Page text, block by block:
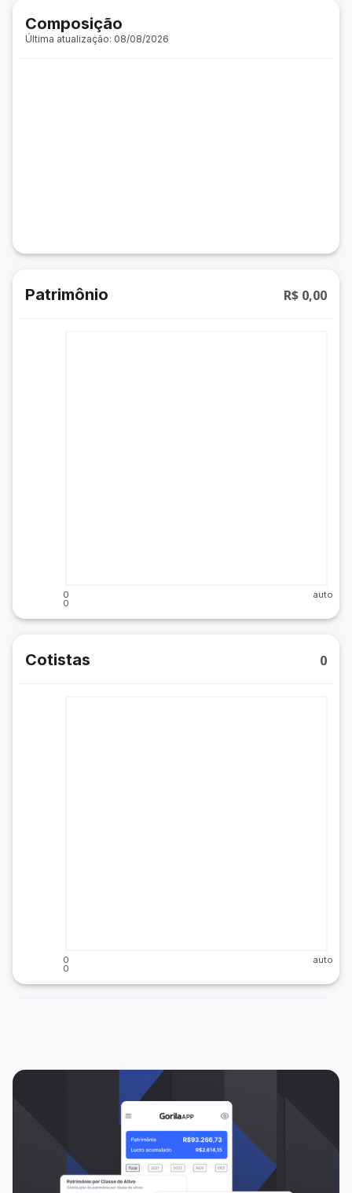
Composição
Última atualização: 08/08/2026
Patrimônio R$ 0,00
0
0
auto
Cotistas 0
0
0
auto